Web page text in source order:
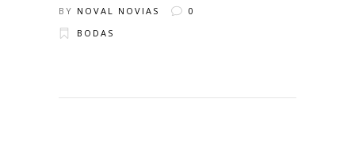
BY NOVAL NOVIAS
0
BODAS